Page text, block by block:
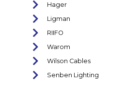
Hager
Ligman
RIIFO
Warom
Wilson Cables
Senben Lighting